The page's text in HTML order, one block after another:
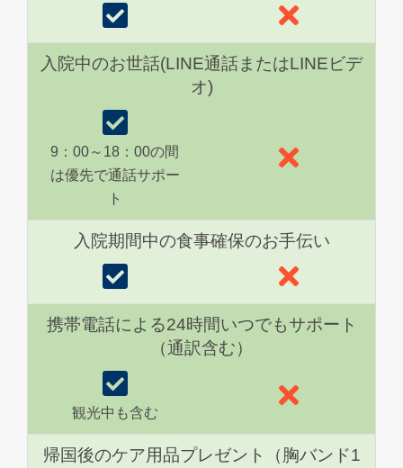
入院中のお世話(LINE通話またはLINEビデ
オ)
9：00～18：00の間
は優先で通話サポー
ト
入院期間中の食事確保のお手伝い
携帯電話による24時間いつでもサポート
（通訳含む）
観光中も含む
帰国後のケア用品プレゼント（胸バンド1